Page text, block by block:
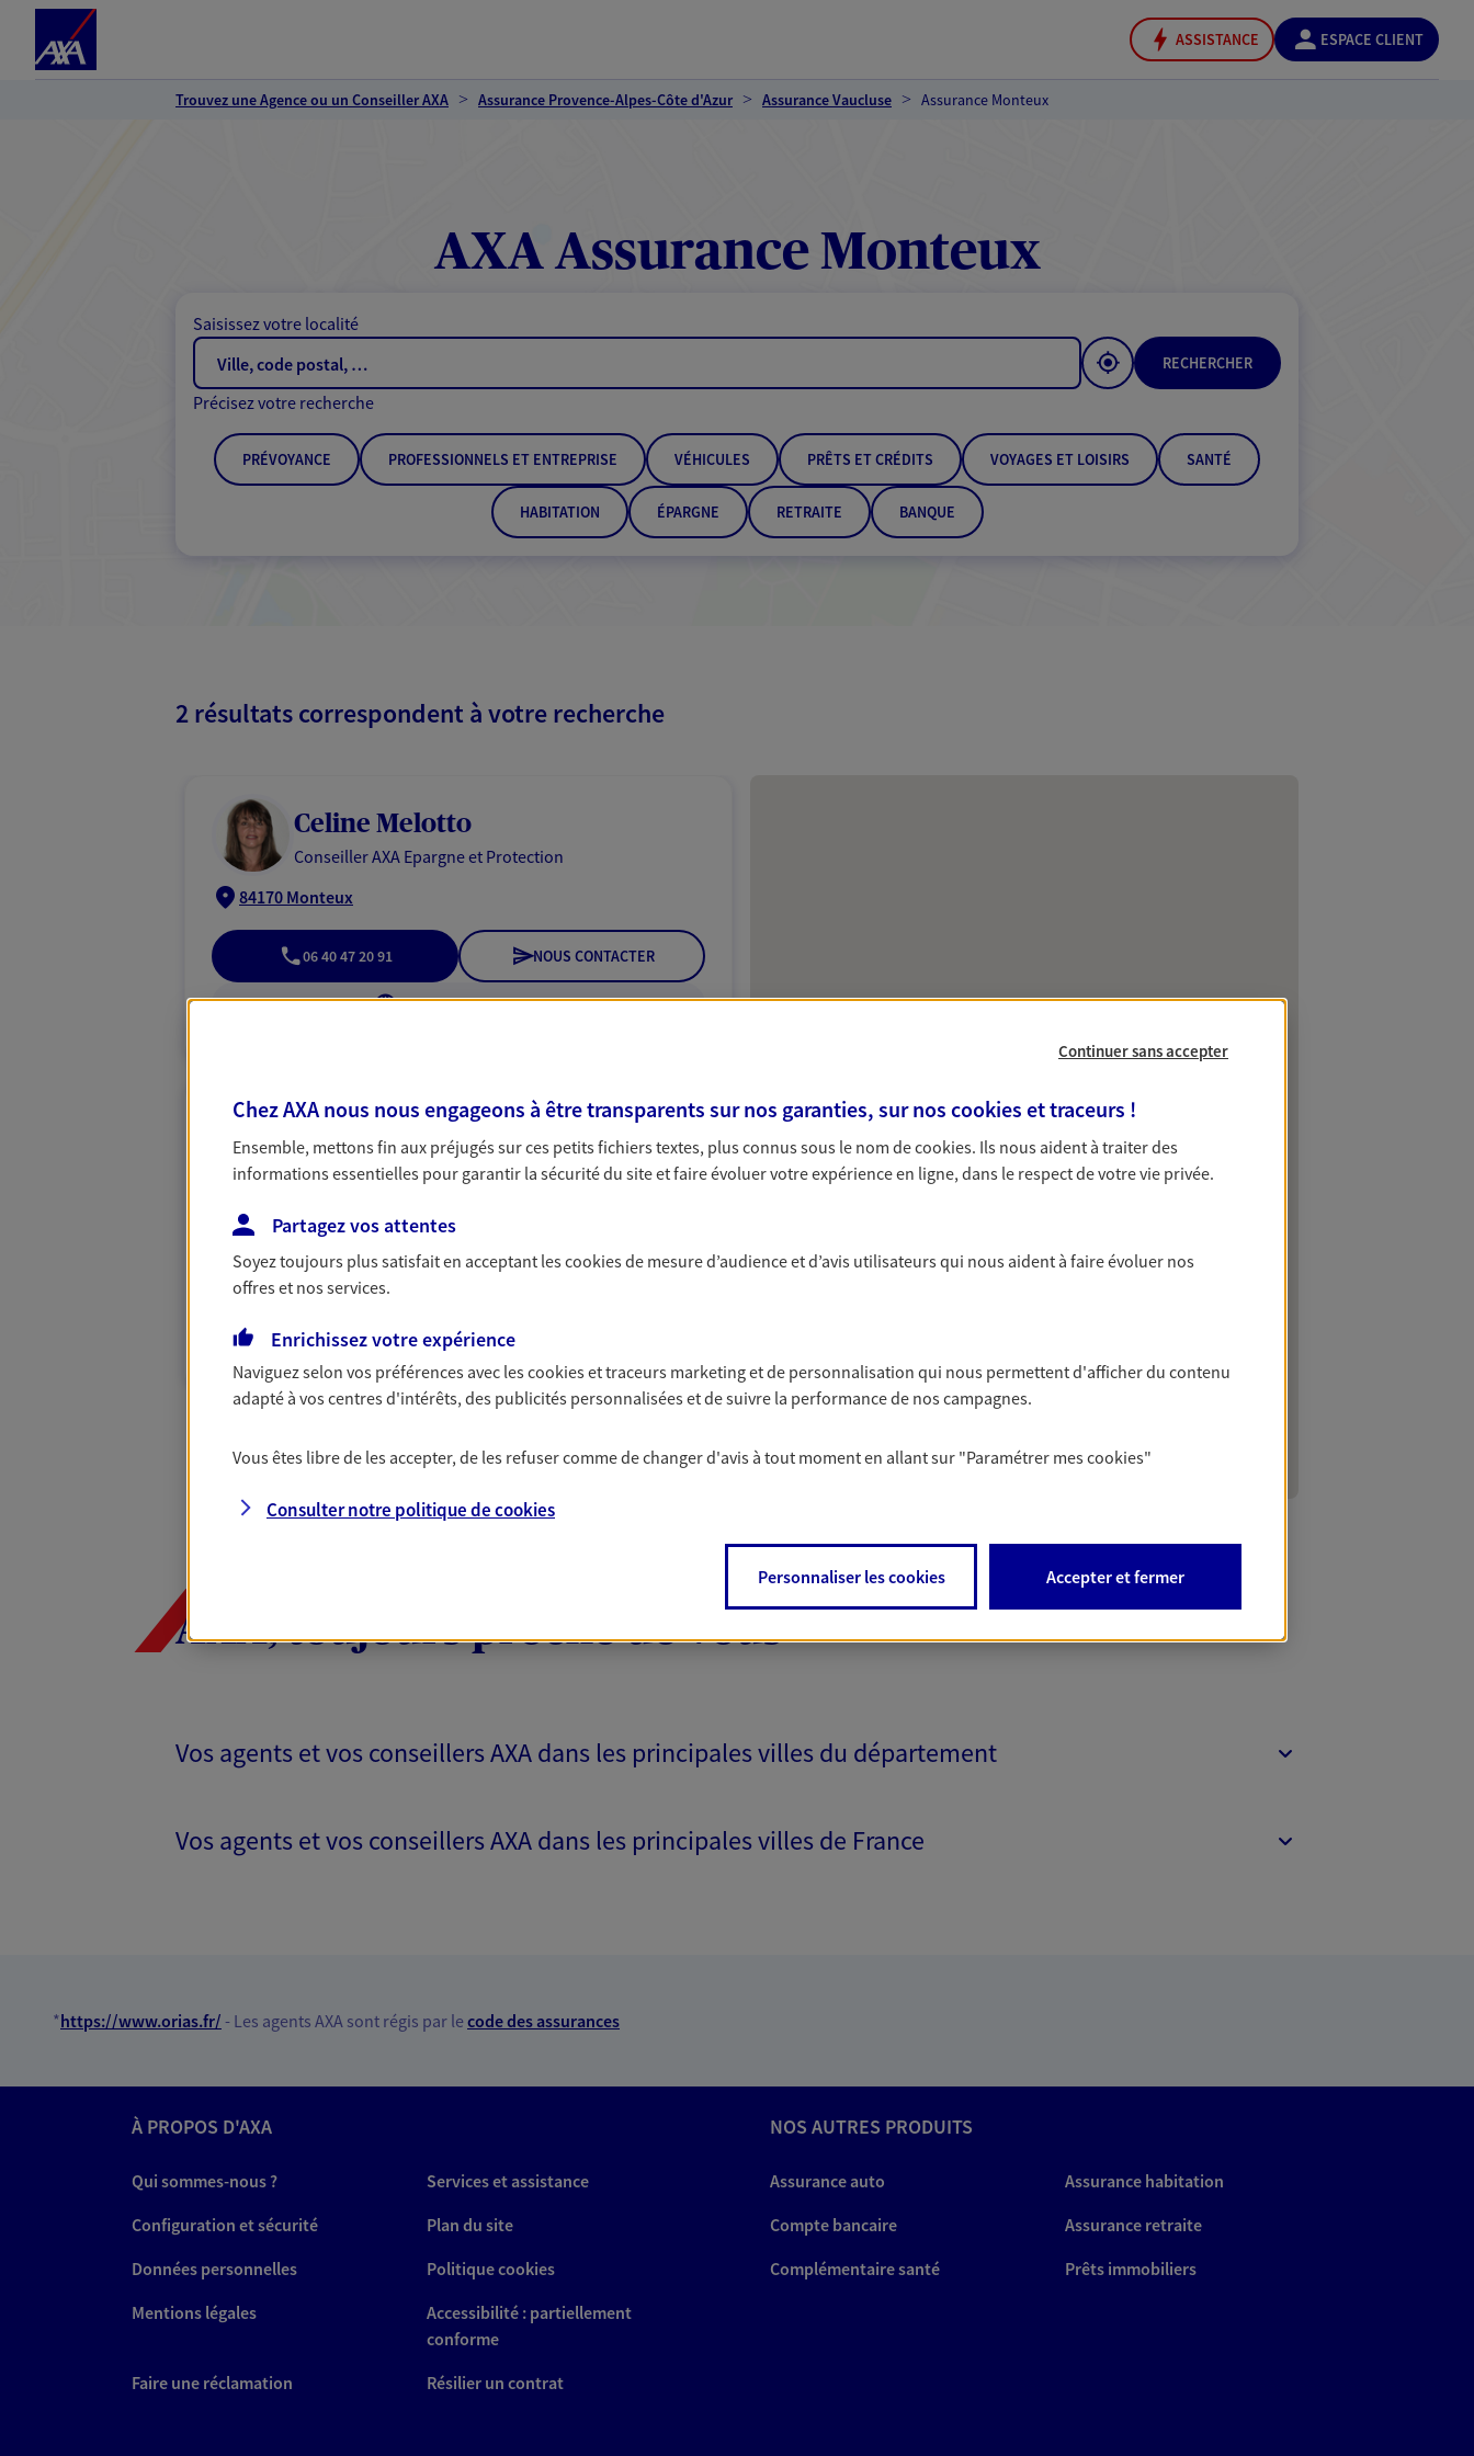
ASSISTANCE ESPACE CLIENT
Trouvez une Agence ou un Conseiller AXA Assurance Provence-Alpes-Côte d'Azur Assurance Vaucluse Assurance Monteux
AXA Assurance Monteux
Saisissez votre localité
RECHERCHER
Précisez votre recherche
PRÉVOYANCE PROFESSIONNELS ET ENTREPRISE VÉHICULES PRÊTS ET CRÉDITS VOYAGES ET LOISIRS SANTÉ
HABITATION ÉPARGNE RETRAITE BANQUE
2 résultats correspondent à votre recherche
Celine Melotto
Conseiller AXA Epargne et Protection
84170 Monteux
06 40 47 20 91 NOUS CONTACTER
VOIR NOTRE SITE WEB
Lorene Martin
Mandataire d'Assurance AXA Epargne et Protection
06 78 73 04 02 NOUS CONTACTER
N° Orias * (orias.fr) : 24004477
AXA, toujours proche de vous
Vos agents et vos conseillers AXA dans les principales villes du département
Vos agents et vos conseillers AXA dans les principales villes de France
*https://www.orias.fr/ - Les agents AXA sont régis par lecode des assurances
À PROPOS D'AXA
Qui sommes-nous ?
Services et assistance
Configuration et sécurité
Plan du site
Données personnelles
Politique cookies
Mentions légales
Accessibilité : partiellement
conforme
Faire une réclamation
Résilier un contrat
NOS AUTRES PRODUITS
Assurance auto
Assurance habitation
Compte bancaire
Assurance retraite
Complémentaire santé
Prêts immobiliers
Continuer sans accepter
Chez AXA nous nous engageons à être transparents sur nos garanties, sur nos cookies et traceurs !
Ensemble, mettons fin aux préjugés sur ces petits fichiers textes, plus connus sous le nom decookies. Ils nous aident à traiter des
informations essentielles pour garantir la sécurité du site et faire évoluer votre expérience en ligne, dans le respect de votre vie privée.
Partagez vos attentes
Soyez toujours plus satisfait en acceptant lescookiesde mesure d’audience et d’avis utilisateurs qui nous aident à faire évoluer nos
offres et nos services.
Enrichissez votre expérience
Naviguez selon vos préférences avec lescookies et traceurs marketing et de personnalisation qui nous permettent d'afficher du contenu
adapté à vos centres d'intérêts, des publicités personnalisées et de suivre la performance de nos campagnes.
Vous êtes libre de les accepter, de les refuser comme de changer d'avis à tout moment en allant sur "Paramétrer mescookies"
Consulter notre politique decookies
Personnaliser les cookies Accepter et fermer